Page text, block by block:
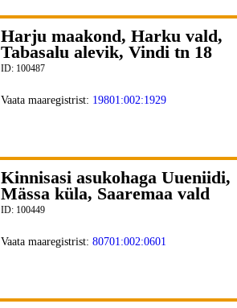
Harju maakond, Harku vald,
Tabasalu alevik, Vindi tn 18
ID: 100487
Vaata maaregistrist: 19801:002:1929
Kinnisasi asukohaga Uueniidi,
Mässa küla, Saaremaa vald
ID: 100449
Vaata maaregistrist: 80701:002:0601